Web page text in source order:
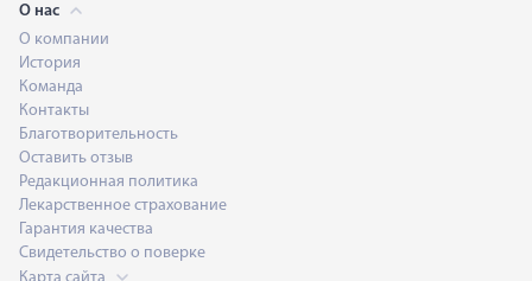
О нас
О компании
История
Команда
Контакты
Благотворительность
Оставить отзыв
Редакционная политика
Лекарственное страхование
Гарантия качества
Свидетельство о поверке